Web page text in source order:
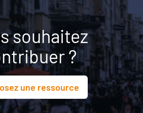
souhaitez
?
une ressource